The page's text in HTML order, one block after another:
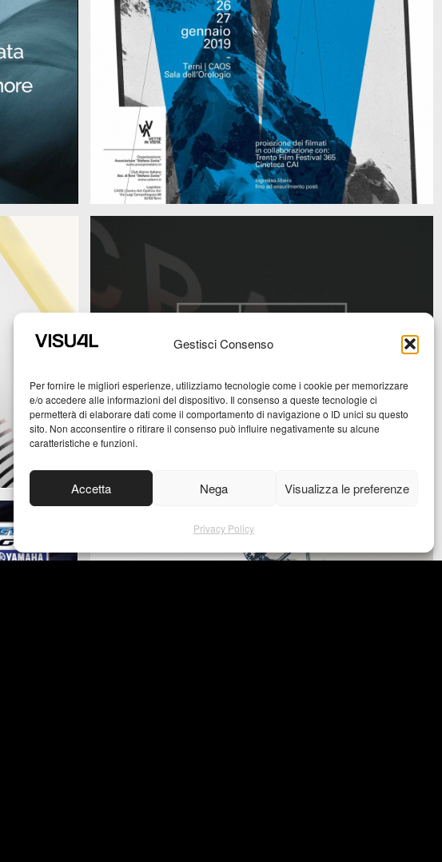
Gestisci Consenso
Per fornire le migliori esperienze, utilizziamo tecnologie come i cookie per memorizzare
e/o accedere alle informazioni del dispositivo. Il consenso a queste tecnologie ci
permetterà di elaborare dati come il comportamento di navigazione o ID unici su questo
sito. Non acconsentire o ritirare il consenso può influire negativamente su alcune
caratteristiche e funzioni.
Accetta Nega Visualizza le preferenze
Privacy Policy
Vette in vista
rassegna di cinema ed eventi
dedicati alla montagna
-
advertising
Crac gallery
Chiara Ronchini
Arte Contemporanea
-